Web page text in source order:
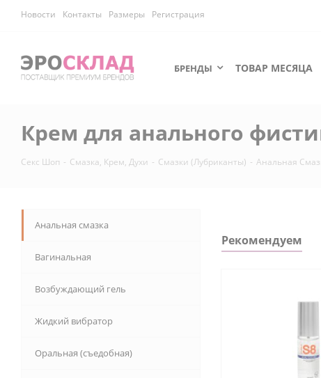
Новости Контакты Размеры Регистрация
БРЕНДЫ ТОВАР МЕСЯЦА
Крем для анального
Секс Шоп - Смазка, Крем, Духи - Смазки (Лубриканты) - Анальная
Рекомендуем
Анальная смазка
Вагинальная
Возбуждающий гель
Жидкий вибратор
Оральная (съедобная)